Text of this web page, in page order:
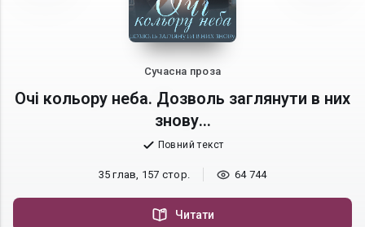
Сучасна проза
Очі кольору неба. Дозволь заглянути в них
знову...
Повний текст
35 глав, 157 стор. 64 744
Читати